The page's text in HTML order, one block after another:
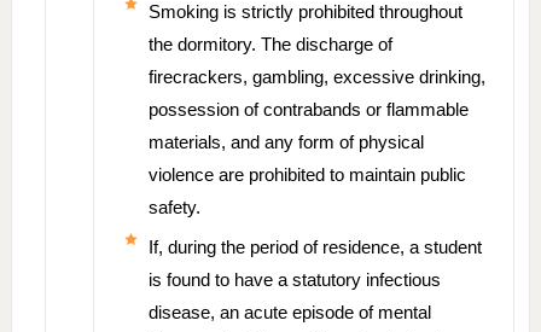
Smoking is strictly prohibited throughout
the dormitory. The discharge of
firecrackers, gambling, excessive drinking,
possession of contrabands or flammable
materials, and any form of physical
violence are prohibited to maintain public
safety.
If, during the period of residence, a student
is found to have a statutory infectious
disease, an acute episode of mental